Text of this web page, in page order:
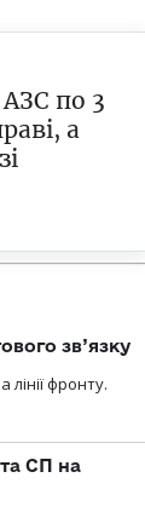
по 3
а
зв’язку
фронту.
СП на